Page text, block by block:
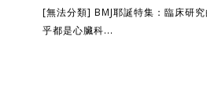
[無法分類] BMJ耶誕特集：臨床研
乎都是心臟科...